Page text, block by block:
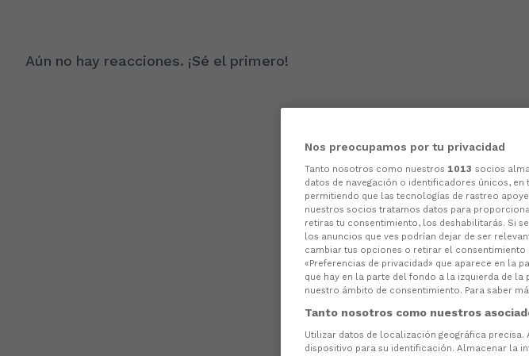
Aún no hay reacciones. ¡Sé el primero!
Nos preocupamos por tu privacidad
Tanto nosotros como nuestros 1013 socios
datos de navegación o identificadores únicos,
permitiendo que las tecnologías de rastreo
nuestros socios tratamos datos para
retiras tu consentimiento, los deshabilitarás. Si
los anuncios que ves podrían dejar de ser
cambiar tus opciones o retirar el
«Preferencias de privacidad» que aparece en la
que hay en la parte del fondo a la izquierda de
nuestro ámbito de consentimiento. Para saber
Tanto nosotros como nuestros
Utilizar datos de localización geográfica
dispositivo para su identificación. Almacenar la